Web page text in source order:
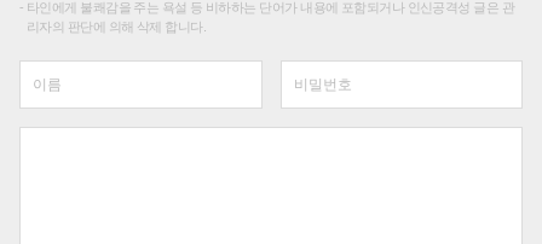
타인에게 불쾌감을 주는 욕설 등 비하하는 단어가 내용에 포함되거나 인신공격성 글은 관
리자의 판단에 의해 삭제 합니다.